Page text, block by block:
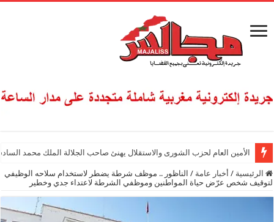
الأمين العام لحزب الشورى والاستقلال يهنئ صاحب الجلالة الملك محمد
الرئيسية / أخبار عامة / الناظور .. موظف شرطة يضطر لاستخدام سلاحه الوظيفي
لتوقيف شخص عرّض حياة المواطنين وموظفي الشرطة لاعتداء جدي وخطير